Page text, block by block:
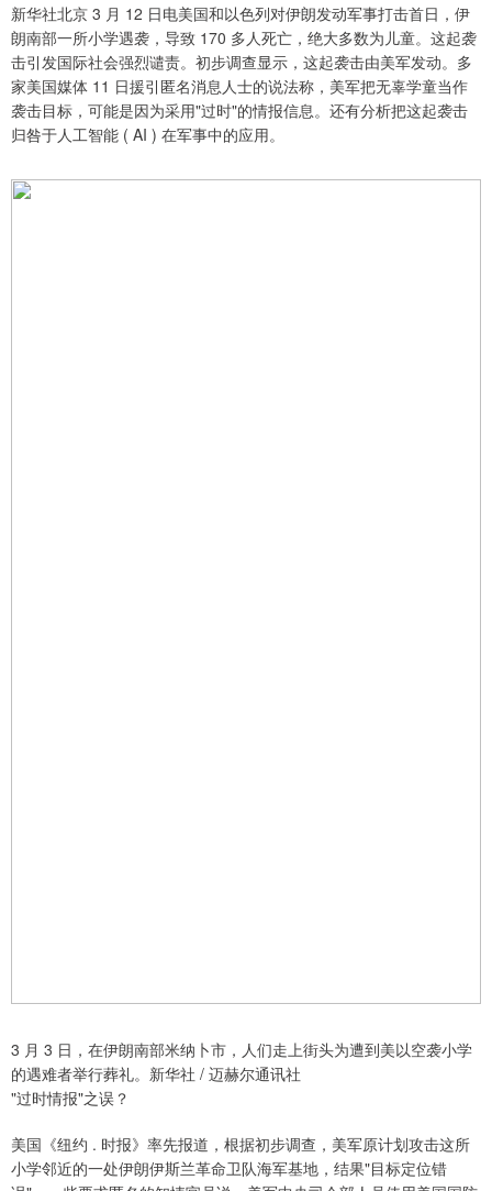
新华社北京 3 月 12 日电美国和以色列对伊朗发动军事打击首日，伊
朗南部一所小学遇袭，导致 170 多人死亡，绝大多数为儿童。这起袭
击引发国际社会强烈谴责。初步调查显示，这起袭击由美军发动。多
家美国媒体 11 日援引匿名消息人士的说法称，美军把无辜学童当作
袭击目标，可能是因为采用"过时"的情报信息。还有分析把这起袭击
归咎于人工智能 ( AI ) 在军事中的应用。
3 月 3 日，在伊朗南部米纳卜市，人们走上街头为遭到美以空袭小学
的遇难者举行葬礼。新华社 / 迈赫尔通讯社
"过时情报"之误？
美国《纽约 . 时报》率先报道，根据初步调查，美军原计划攻击这所
小学邻近的一处伊朗伊斯兰革命卫队海军基地，结果"目标定位错